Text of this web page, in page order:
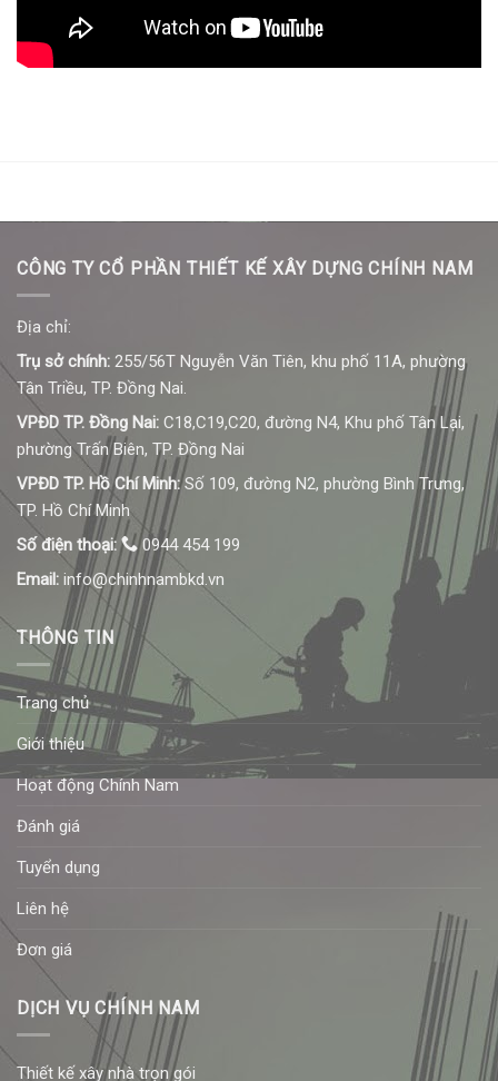
CÔNG TY CỔ PHẦN THIẾT KẾ XÂY DỰNG CHÍNH NAM
Địa chỉ:
Trụ sở chính: 255/56T Nguyễn Văn Tiên, khu phố 11A, phường
Tân Triều, TP. Đồng Nai.
VPĐD TP. Đồng Nai: C18,C19,C20, đường N4, Khu phố Tân Lại,
phường Trấn Biên, TP. Đồng Nai
VPĐD TP. Hồ Chí Minh:Số 109, đường N2, phường Bình Trưng,
TP. Hồ Chí Minh
Số điện thoại:
0944 454 199
Email: info@chinhnambkd.vn
THÔNG TIN
Trang chủ
Giới thiệu
Hoạt động Chính Nam
Đánh giá
Tuyển dụng
Liên hệ
Đơn giá
DỊCH VỤ CHÍNH NAM
Thiết kế xây nhà trọn gói